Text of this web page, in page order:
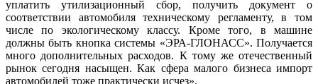
уплатить утилизационный сбор, получить документ о
соответствии автомобиля техническому регламенту, в том
числе по экологическому классу. Кроме того, в машине
должны быть кнопка системы «ЭРА-ГЛОНАСС». Получается
много дополнительных расходов. К тому же отечественный
рынок сегодня насыщен. Как сфера малого бизнеса импорт
автомобилей тоже практически исчез».